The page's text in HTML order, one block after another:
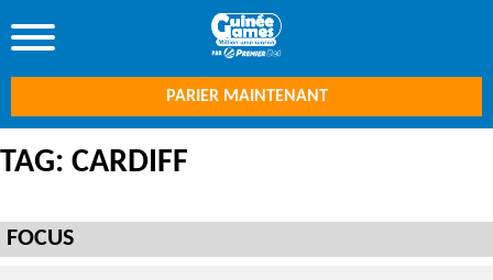
PARIER MAINTENANT
TAG: CARDIFF
FOCUS